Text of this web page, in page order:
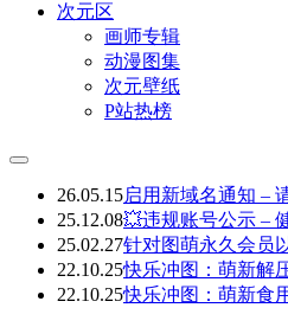
次元区
画师专辑
动漫图集
次元壁纸
P站热榜
26.05.15启用新域名通知 –
25.12.08💥违规账号公示 –
25.02.27针对图萌永久会员
22.10.25快乐冲图：萌新解
22.10.25快乐冲图：萌新食